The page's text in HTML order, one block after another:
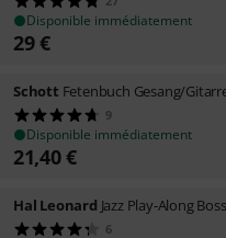
Disponible immédiatement
29€
Schott Fetenbuch Gesang/
9
Disponible immédiatement
21,40€
Hal Leonard Jazz Play-Along
6